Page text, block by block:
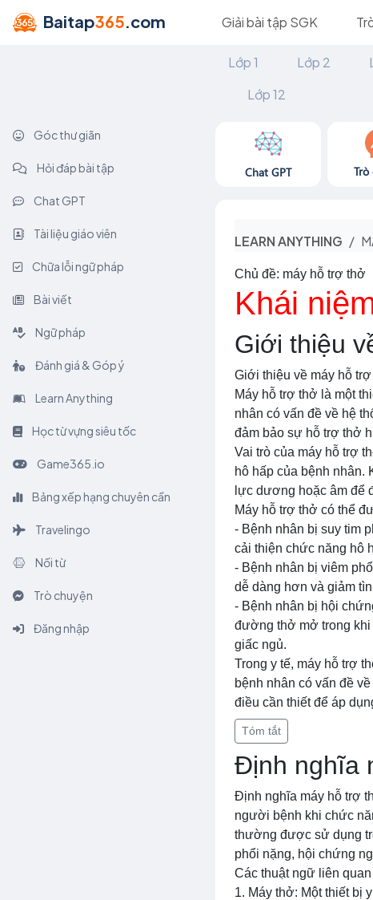
Baitap365.com Giải bài tập SGK
Lớp 1 Lớp 2
Lớp 12
Góc thư giãn
Hỏi đáp bài tập
Chat GPT
Tài liệu giáo viên
Chữa lỗi ngữ pháp
Bài viết
Ngữ pháp
Đánh giá & Góp ý
Learn Anything
Học từ vựng siêu tốc
Game365.io
Bảng xếp hạng chuyên cần
Travelingo
Nối từ
Trò chuyện
Đăng nhập
Chat GPT Trò
LEARN ANYTHING
Chủ đề: máy hỗ trợ thở
Khái
Giới thiệu
Giới thiệu về máy hỗ
Máy hỗ trợ thở là một
nhân có vấn đề về hệ
đảm bảo sự hỗ trợ thở
Vai trò của máy hỗ trợ
hô hấp của bệnh nhân.
lực dương hoặc âm để
Máy hỗ trợ thở có thể
- Bệnh nhân bị suy tim
cải thiện chức năng hô
- Bệnh nhân bị viêm
dễ dàng hơn và giảm
- Bệnh nhân bị hội
đường thở mở trong khi
giấc ngủ.
Trong y tế, máy hỗ trợ
bệnh nhân có vấn đề
điều cần thiết để áp
Tóm tắt
Định nghĩa
Định nghĩa máy hỗ trợ
người bệnh khi chức
thường được sử dụng
phổi nặng, hội chứng
Các thuật ngữ liên
1. Máy thở: Một thiết bị